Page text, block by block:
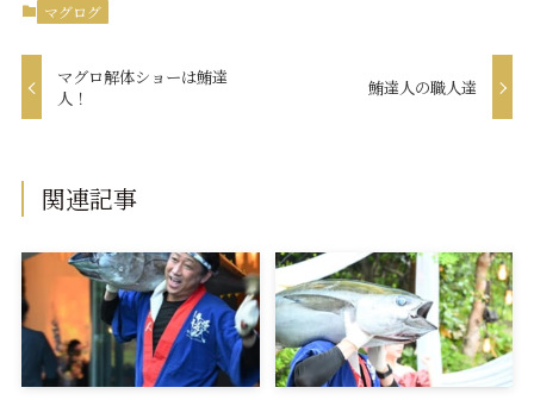
マグログ
マグロ解体ショーは鮪達
人！
鮪達人の職人達
関連記事